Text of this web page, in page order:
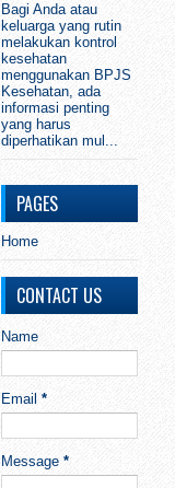
Bagi Anda atau
keluarga yang rutin
melakukan kontrol
kesehatan
menggunakan BPJS
Kesehatan, ada
informasi penting
yang harus
diperhatikan mul...
PAGES
Home
CONTACT US
Name
Email *
Message *